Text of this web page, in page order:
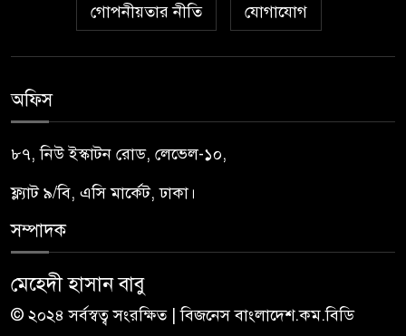
গোপনীয়তার নীতি যোগাযোগ
অফিস
৮৭, নিউ ইস্কাটন রোড, লেভেল-১০,
ফ্ল্যাট ৯/বি, এসি মার্কেট, ঢাকা।
সম্পাদক
মেহেদী হাসান বাবু
© ২০২৪ সর্বস্বত্ব সংরক্ষিত | বিজনেস বাংলাদেশ.কম.বিডি